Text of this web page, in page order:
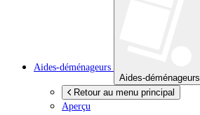
Aides-déménageurs
Aides-déménageurs
Retour au menu principal
Aperçu